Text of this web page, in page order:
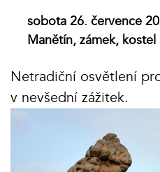
sobota 26. července
Manětín, zámek, kostel
Netradiční osvětlení
v nevšední zážitek.